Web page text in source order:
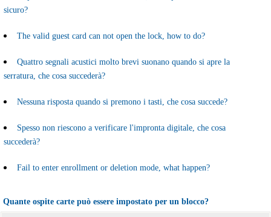
sicuro?
The valid guest card can not open the lock, how to do?
Quattro segnali acustici molto brevi suonano quando si apre la
serratura, che cosa succederà?
Nessuna risposta quando si premono i tasti, che cosa succede?
Spesso non riescono a verificare l'impronta digitale, che cosa
succederà?
Fail to enter enrollment or deletion mode, what happen?
Quante ospite carte può essere impostato per un blocco?